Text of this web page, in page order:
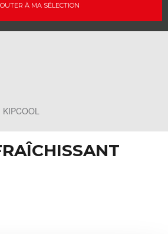
À MA SÉLECTION